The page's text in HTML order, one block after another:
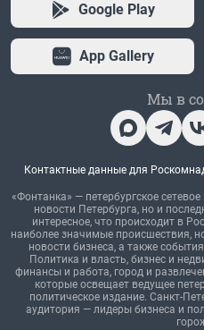
Google Play
App Gallery
Мы в
Контактные данные для
«Фонтанка» — петербургское
новости Петербурга, но и
интересное, что происходит в
наиболее значимые происшествия,
новости бизнеса, а также
Политика и власть, бизнес и
финансы и работа, город и
которые освещает ведущее
политическое издание. Санкт-
аудитория — лидеры бизнеса и